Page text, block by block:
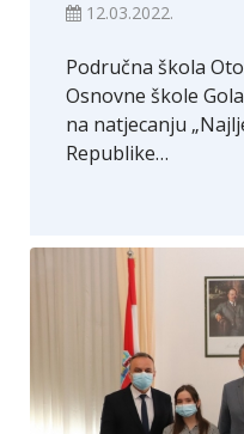
12.03.2022.
Područna škola
Osnovne škole
na natjecanju
Republike…